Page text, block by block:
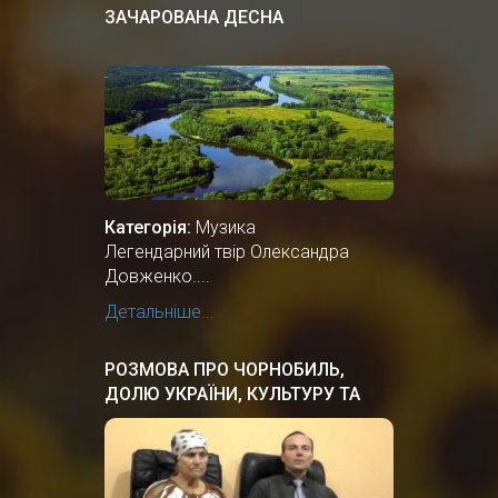
ЗАЧАРОВАНА ДЕСНА
Категорія: Музика
Легендарний твір Олександра
Довженко....
Детальніше...
РОЗМОВА ПРО ЧОРНОБИЛЬ,
ДОЛЮ УКРАЇНИ, КУЛЬТУРУ ТА
ІСТОРІЮ